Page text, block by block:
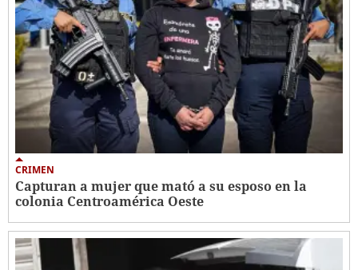
CRIMEN
Capturan a mujer que mató a su esposo en la
colonia Centroamérica Oeste